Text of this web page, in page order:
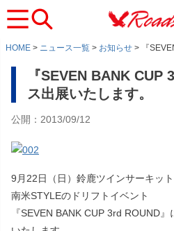
HOME ニュース一覧 お知らせ 『
『SEVEN BANK CUP
ス出展いたします。
公開：2013/09/12
9月22日（日）鈴鹿ツインサーキッ
南米STYLEのドリフトイベント
『SEVEN BANK CUP 3rd ROUND